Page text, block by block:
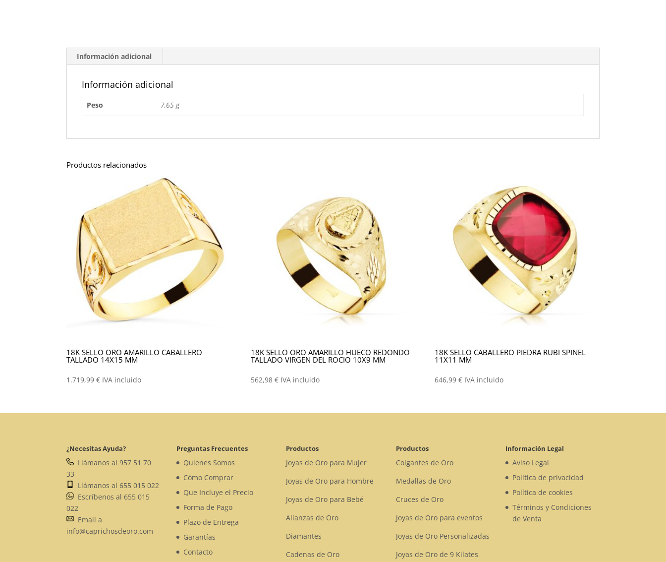
Información adicional
Información adicional
Peso 7,65 g
Productos relacionados
18K SELLO ORO AMARILLO CABALLERO
TALLADO 14X15 MM
1.719,99€ IVA incluido
18K SELLO ORO AMARILLO HUECO REDONDO
TALLADO VIRGEN DEL ROCIO 10X9 MM
562,98 € IVA incluido
18K SELLO CABALLERO PIEDRA RUBI SPINEL
11X11 MM
646,99€ IVA incluido
¿Necesitas Ayuda?
Llámanos al 957 51 70
33
Llámanos al 655 015 022
Escríbenos al 655 015
022
Email a
info@caprichosdeoro.com
Preguntas Frecuentes
Quienes Somos
Cómo Comprar
Que Incluye el Precio
Forma de Pago
Plazo de Entrega
Garantías
Contacto
Productos
Joyas de Oro para Mujer
Joyas de Oro para Hombre
Joyas de Oro para Bebé
Alianzas de Oro
Diamantes
Cadenas de Oro
Productos
Colgantes de Oro
Medallas de Oro
Cruces de Oro
Joyas de Oro para eventos
Joyas de Oro Personalizadas
Joyas de Oro de 9 Kilates
Información Legal
Aviso Legal
Política de privacidad
Política de cookies
Términos y Condiciones
de Venta